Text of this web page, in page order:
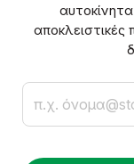
αποκλειστικές